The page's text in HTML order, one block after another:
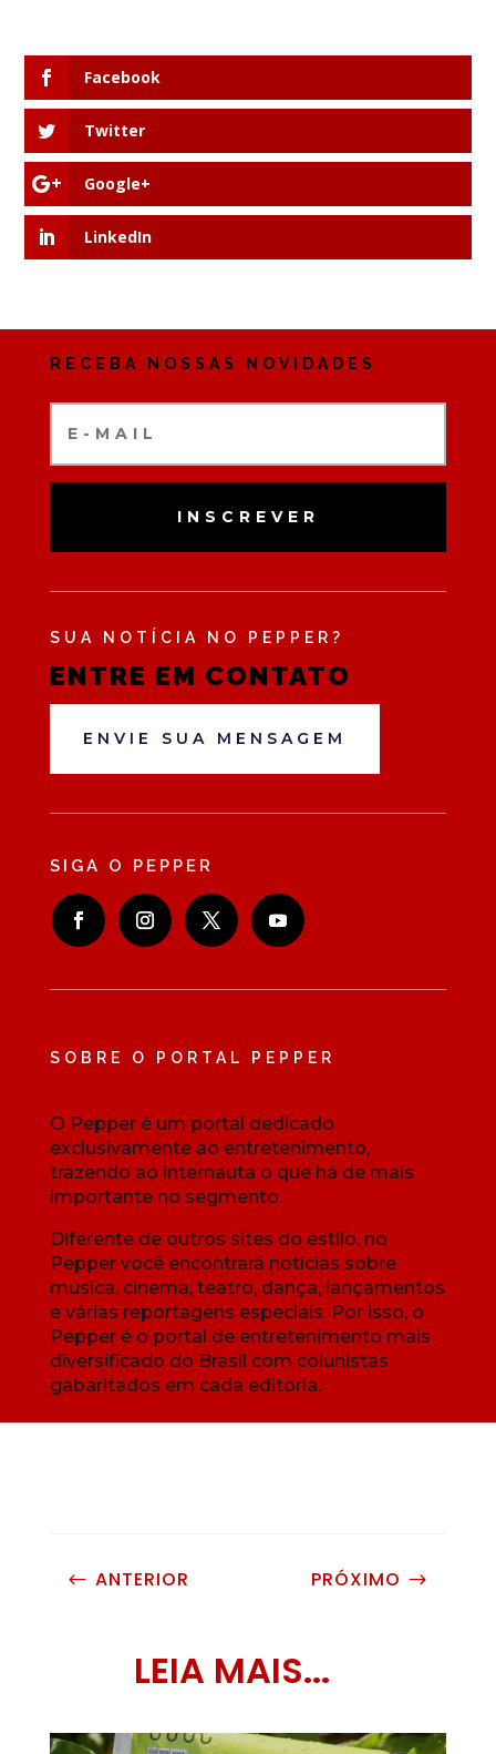
Facebook
Twitter
Google+
LinkedIn
RECEBA NOSSAS NOVIDADES
INSCREVER
SUA NOTÍCIA NO PEPPER?
ENTRE EM CONTATO
ENVIE SUA MENSAGEM
SIGA O PEPPER
SOBRE O PORTAL PEPPER
O Pepper é um portal dedicado
exclusivamente ao entretenimento,
trazendo ao internauta o que há de mais
importante no segmento.
Diferente de outros sites do estilo, no
Pepper você encontrará notícias sobre
música, cinema, teatro, dança, lançamentos
e várias reportagens especiais. Por isso, o
Pepper é o portal de entretenimento mais
diversificado do Brasil com colunistas
gabaritados em cada editoria.
# ANTERIOR PRÓXIMO $
LEIA MAIS...